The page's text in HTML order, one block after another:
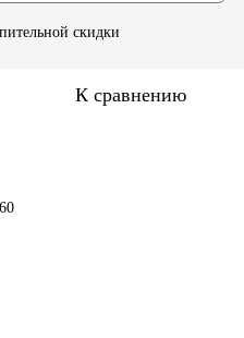
скидки
К сравнению